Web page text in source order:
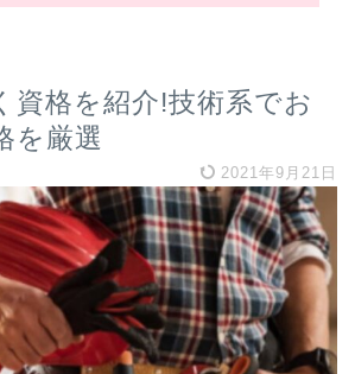
資格を紹介!技術系でお
を厳選
2021年9月21日